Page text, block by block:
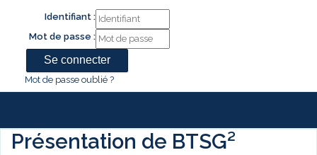
Identifiant :
Mot de passe :
Mot de passe oublié ?
Présentation de BTSG²